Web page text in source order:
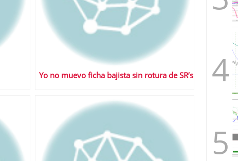
Yo no muevo ficha bajista sin rotura de SR’s